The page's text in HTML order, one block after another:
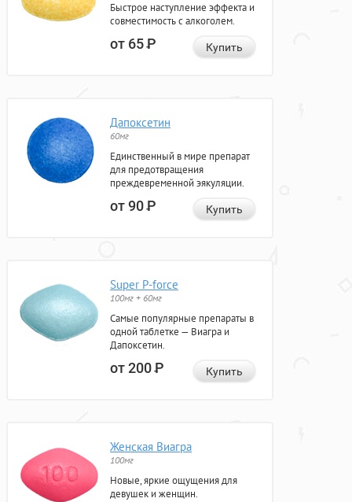
Быстрое наступление эффекта и
совместимость с алкоголем.
от 65Р Купить
Дапоксетин
60мг
Единственный в мире препарат
для предотвращения
преждевременной эякуляции.
от 90Р Купить
Super P-force
100мг + 60мг
Самые популярные препараты в
одной таблетке — Виагра и
Дапоксетин.
от 200Р Купить
Женская Виагра
100мг
Новые, яркие ощущения для
девушек и женщин.